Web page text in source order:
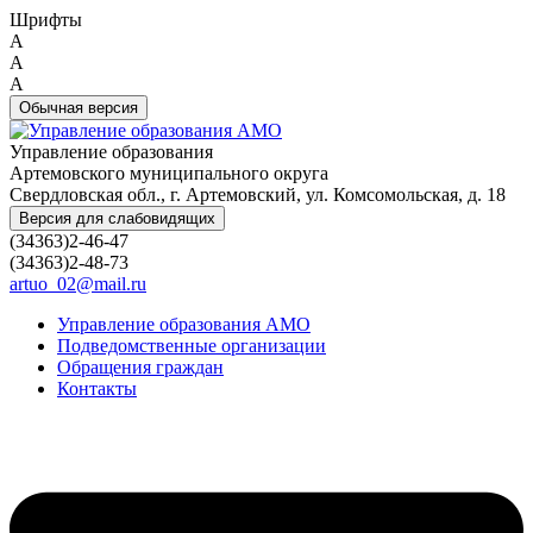
Шрифты
A
A
A
Обычная версия
Управление образования
Артемовского муниципального округа
Свердловская обл., г. Артемовский, ул. Комсомольская, д. 18
Версия для слабовидящих
(34363)2-46-47
(34363)2-48-73
artuo_02@mail.ru
Управление образования АМО
Подведомственные организации
Обращения граждан
Контакты